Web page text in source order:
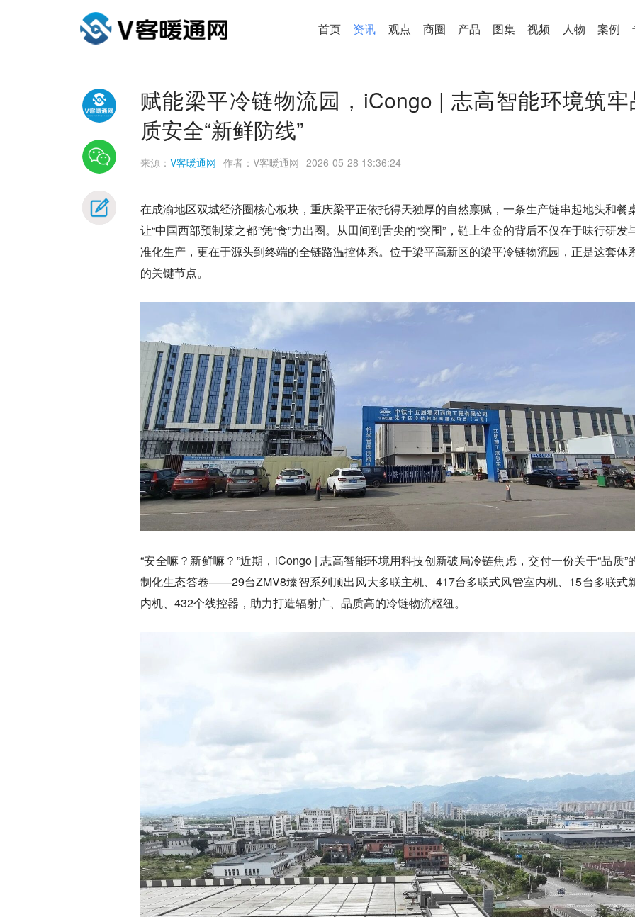
首页 资讯 观点 商圈 产品 图集 视频 人物 案例
赋能梁平冷链物流园，iCongo | 志高智能环境筑牢
质安全“新鲜防线”
来源： V客暖通网 作者：V客暖通网 2026-05-28 13:36:24
在成渝地区双城经济圈核心板块，重庆梁平正依托得天独厚的自然禀赋，一条生产链串起地头和餐
让“中国西部预制菜之都”凭“食”力出圈。从田间到舌尖的“突围”，链上生金的背后不仅在于味行研发
准化生产，更在于源头到终端的全链路温控体系。位于梁平高新区的梁平冷链物流园，正是这套体
的关键节点。
“安全嘛？新鲜嘛？”近期，iCongo | 志高智能环境用科技创新破局冷链焦虑，交付一份关于“品质”
制化生态答卷——29台ZMV8臻智系列顶出风大多联主机、417台多联式风管室内机、15台多联式
内机、432个线控器，助力打造辐射广、品质高的冷链物流枢纽。